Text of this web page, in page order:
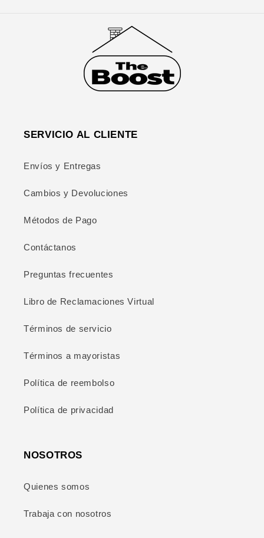
SERVICIO AL CLIENTE
Envíos y Entregas
Cambios y Devoluciones
Métodos de Pago
Contáctanos
Preguntas frecuentes
Libro de Reclamaciones Virtual
Términos de servicio
Términos a mayoristas
Política de reembolso
Política de privacidad
NOSOTROS
Quienes somos
Trabaja con nosotros